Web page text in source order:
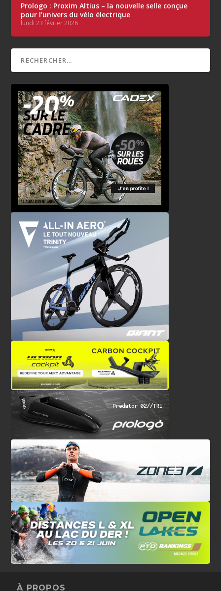
Prologo : Proxim Altius – la nouvelle selle conçue
pour l’univers du vélo électrique
lundi 23 février 2026
À PROPOS